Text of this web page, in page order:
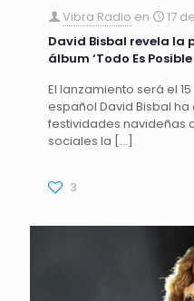
Vibra Radio en
17
David Bisbal revela la
álbum ‘Todo Es
El lanzamiento será el
español David Bisbal
festividades navideñas
sociales la […]
3